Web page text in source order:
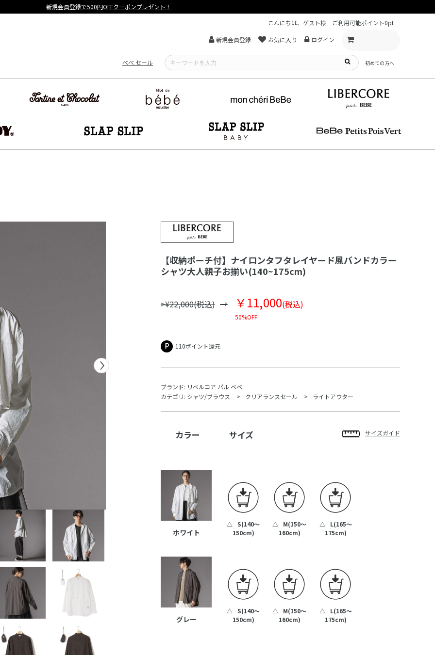
【重要】熊本地震による遅延可能性について
こんにちは、ゲスト様
ご利用可能ポイント0pt
新規会員登録 お気に入り ログイン
べべ セール 初めての方へ
【収納ポーチ付】ナイロンタフタレイヤード風バンドカラー
シャツ大人親子お揃い(140~175cm)
>¥22,000(税込) ￥11,000(税込)
50%OFF
110ポイント還元
ブランド: リベルコア パル ベベ
カテゴリ: シャツ/ブラウス クリアランスセール ライトアウター
カラー サイズ サイズガイド
ホワイト
△
S(140～
150cm)
△
M(150～
160cm)
△
L(165～
175cm)
グレー
△
S(140～
150cm)
△
M(150～
160cm)
△
L(165～
175cm)